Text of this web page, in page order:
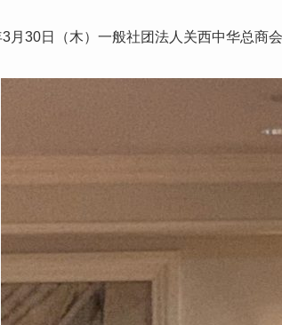
月30日（木）一般社团法人关西中华总商